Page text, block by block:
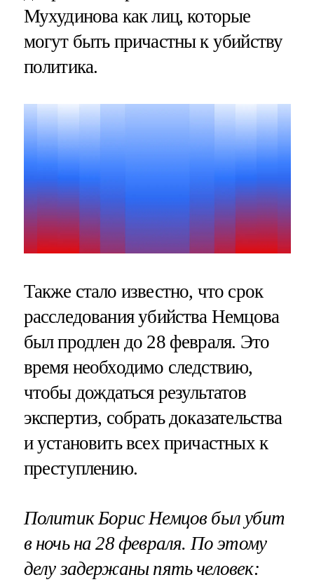
Мухудинова как лиц, которые
могут быть причастны к убийству
политика.
Также стало известно, что срок
расследования убийства Немцова
был продлен до 28 февраля. Это
время необходимо следствию,
чтобы дождаться результатов
экспертиз, собрать доказательства
и установить всех причастных к
преступлению.
Политик Борис Немцов был убит
в ночь на 28 февраля. По этому
делу задержаны пять человек: